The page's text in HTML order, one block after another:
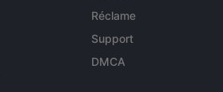
Réclame
Support
DMCA